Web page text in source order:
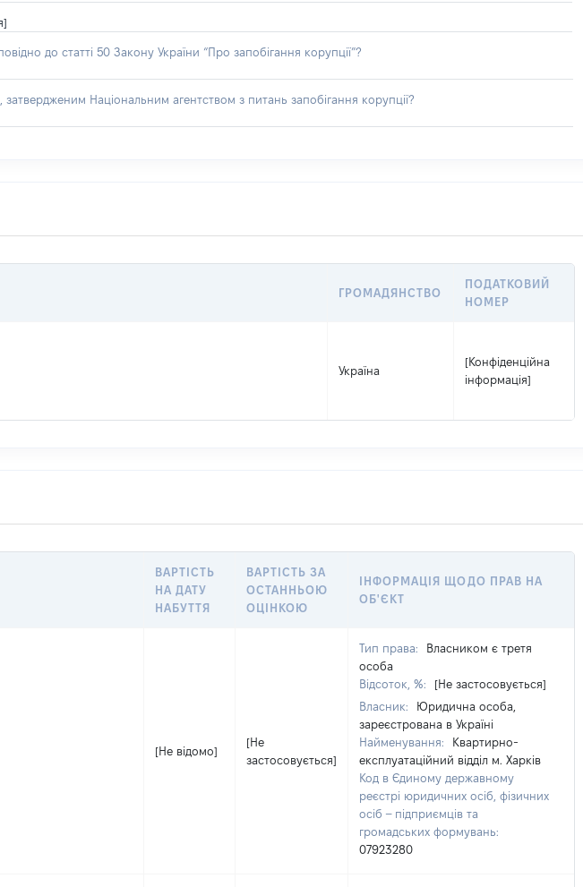
до статті 50 Закону України “Про запобігання корупції”?
Національним агентством з питань запобігання корупції?
ГРОМАДЯНСТВО
ПОДАТКОВИЙ
НОМЕР
Україна
[Конфіденційна
інформація]
ВАРТІСТЬ
НА ДАТУ
НАБУТТЯ
ВАРТІСТЬ ЗА
ОСТАННЬОЮ
ОЦІНКОЮ
ІНФОРМАЦІЯ ЩОДО ПРАВ НА
ОБ'ЄКТ
[Не відомо]
[Не
застосовується]
Тип права:
Власником є третя
особа
Відсоток, %:
[Не застосовується]
Власник:
Юридична особа,
зареєстрована в Україні
Найменування:
Квартирно-
експлуатаційний відділ м. Харків
Код в Єдиному державному
реєстрі юридичних осіб, фізичних
осіб – підприємців та
громадських формувань:
07923280